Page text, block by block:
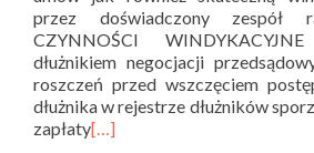
przez doświadczony zespół
CZYNNOŚCI
dłużnikiem negocjacji
roszczeń przed wszczęciem
dłużnika w rejestrze dłużników
zapłaty[…]